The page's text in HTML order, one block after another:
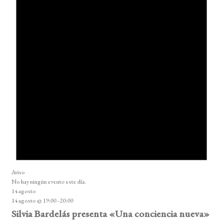
Aviso
No hay ningún evento este día.
14 agosto
14 agosto @ 19:00-20:00
Silvia Bardelás presenta «Una conciencia nueva»